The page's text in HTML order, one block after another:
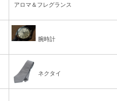
アロマ＆フレグランス
腕時計
ネクタイ